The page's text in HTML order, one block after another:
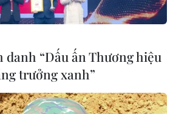
“Dấu ấn Thương hiệu
trưởng xanh”